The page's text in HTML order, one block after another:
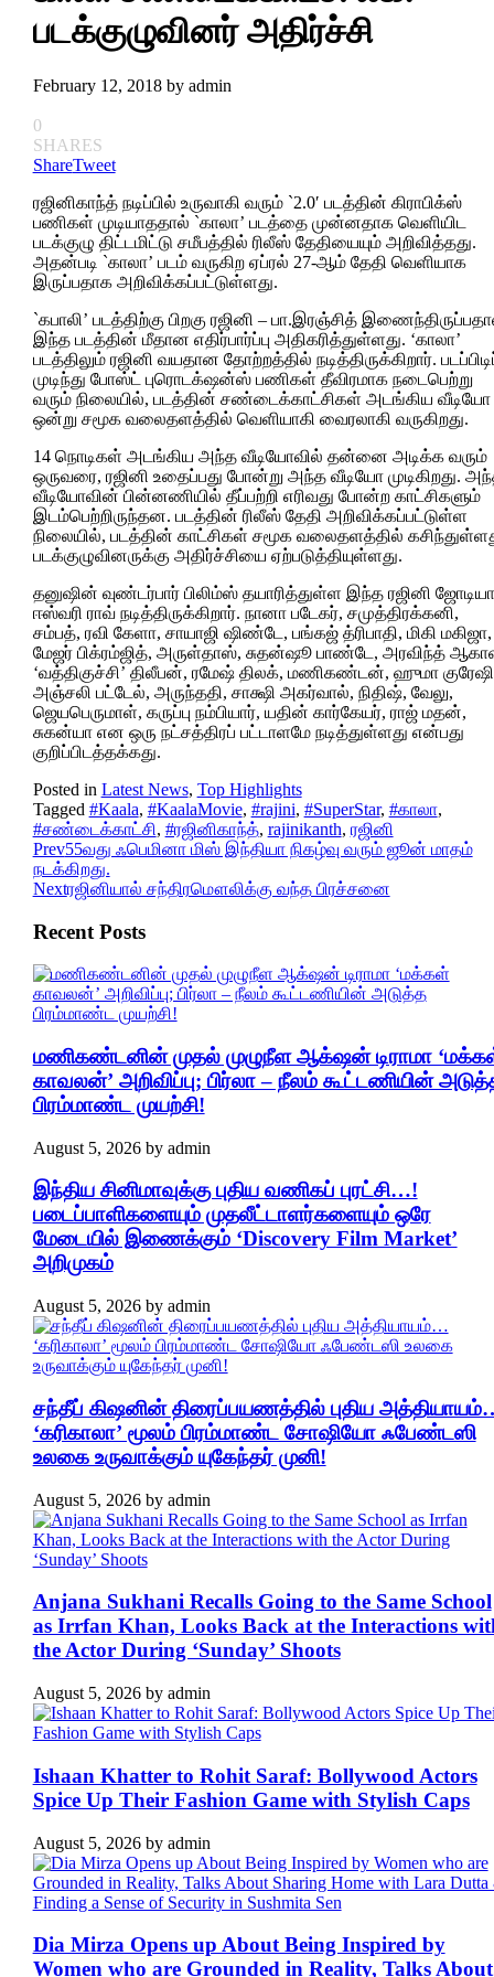
படக்குழுவினர் அதிர்ச்சி
February 12, 2018by admin
0
SHARES
ShareTweet
ரஜினிகாந்த் நடிப்பில் உருவாகி வரும் `2.0′ படத்தின் கிராபிக்ஸ்
பணிகள் முடியாததால் `காலா’ படத்தை முன்னதாக வெளியிட
படக்குழு திட்டமிட்டு சமீபத்தில் ரிலீஸ் தேதியையும் அறிவித்தது.
அதன்படி `காலா’ படம் வருகிற ஏப்ரல் 27-ஆம் தேதி வெளியாக
இருப்பதாக அறிவிக்கப்பட்டுள்ளது.
`கபாலி’ படத்திற்கு பிறகு ரஜினி – பா.இரஞ்சித்
இந்த படத்தின் மீதான எதிர்பார்ப்பு அதிகரித்துள்ளது. ‘காலா’
படத்திலும் ரஜினி வயதான தோற்றத்தில் நடித்திருக்கிறார்.
முடிந்து போஸ்ட் புரொடக்‌ஷன்ஸ் பணிகள் தீவிரமாக நடைபெற்று
வரும் நிலையில், படத்தின் சண்டைக்காட்சிகள் அடங்கிய வீடியோ
ஒன்று சமூக வலைதளத்தில் வெளியாகி வைரலாகி வருகிறது.
14 நொடிகள் அடங்கிய அந்த வீடியோவில் தன்னை அடிக்க வரும்
ஒருவரை, ரஜினி உதைப்பது போன்று அந்த வீடியோ முடிகிறது.
வீடியோவின் பின்னணியில் தீப்பற்றி எரிவது போன்ற காட்சிகளும்
இடம்பெற்றிருந்தன. படத்தின் ரிலீஸ் தேதி அறிவிக்கப்பட்டுள்ள
நிலையில், படத்தின் காட்சிகள் சமூக வலைதளத்தில்
படக்குழுவினருக்கு அதிர்ச்சியை ஏற்படுத்தியுள்ளது.
தனுஷின் வுண்டர்பார் பிலிம்ஸ் தயாரித்துள்ள இந்த ரஜினி
ஈஸ்வரி ராவ் நடித்திருக்கிறார். நானா படேகர், சமுத்திரக்கனி,
சம்பத், ரவி கேளா, சாயாஜி ஷிண்டே, பங்கஜ் த்ரிபாதி, மிகி மகிஜா,
மேஜர் பிக்ரம்ஜித், அருள்தாஸ், சுதன்ஷூ பாண்டே, அரவிந்த்
‘வத்திகுச்சி’ திலீபன், ரமேஷ் திலக், மணிகண்டன், ஹுமா
அஞ்சலி பட்டேல், அருந்ததி, சாக்ஷி அகர்வால், நிதிஷ், வேலு,
ஜெயபெருமாள், கருப்பு நம்பியார், யதின் கார்கேயர், ராஜ் மதன்,
சுகன்யா என ஒரு நட்சத்திரப் பட்டாளமே நடித்துள்ளது என்பது
குறிப்பிடத்தக்கது.
Posted in Latest News, Top Highlights
Tagged #Kaala, #KaalaMovie, #rajini, #SuperStar, #காலா,
#சண்டைக்காட்சி, #ரஜினிகாந்த், rajinikanth, ரஜினி
Prev55வது ஃபெமினா மிஸ் இந்தியா நிகழ்வு வரும் ஜூன் மாதம்
நடக்கிறது.
Nextரஜினியால் சந்திரமௌலிக்கு வந்த பிரச்சனை
Recent Posts
மணிகண்டனின் முதல் முழுநீள ஆக்‌ஷன் டிராமா
காவலன்’ அறிவிப்பு; பிர்லா – நீலம் கூட்டணியின்
பிரம்மாண்ட முயற்சி!
August 5, 2026by admin
இந்திய சினிமாவுக்கு புதிய வணிகப் புரட்சி…!
படைப்பாளிகளையும் முதலீட்டாளர்களையும் ஒரே
மேடையில் இணைக்கும் ‘Discovery Film Market’
அறிமுகம்
August 5, 2026by admin
சந்தீப் கிஷனின் திரைப்பயணத்தில் புதிய
‘கரிகாலா’ மூலம் பிரம்மாண்ட சோஷியோ ஃபேண்டஸி
உலகை உருவாக்கும் யுகேந்தர் முனி!
August 5, 2026by admin
Anjana Sukhani Recalls Going to the Same School
as Irrfan Khan, Looks Back at the Interactions
the Actor During ‘Sunday’ Shoots
August 5, 2026by admin
Ishaan Khatter to Rohit Saraf: Bollywood Actors
Spice Up Their Fashion Game with Stylish Caps
August 5, 2026by admin
Dia Mirza Opens up About Being Inspired by
Women who are Grounded in Reality, Talks About